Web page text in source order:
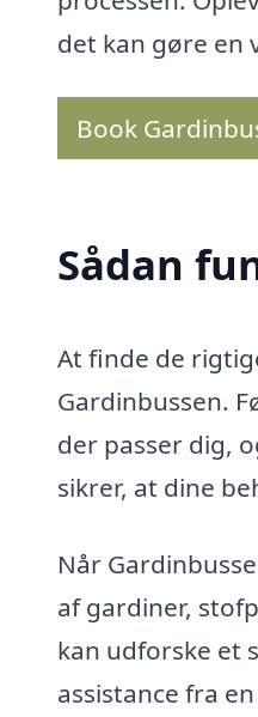
det kan gøre en
Book
Sådan
At finde de
Gardinbussen.
der passer dig,
sikrer, at dine
Når
af gardiner,
kan udforske et
assistance fra